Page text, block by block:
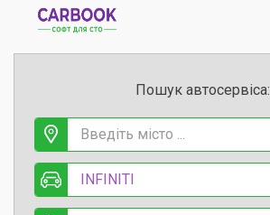
Пошук автосервіса:
Введіть місто ...
INFINITI